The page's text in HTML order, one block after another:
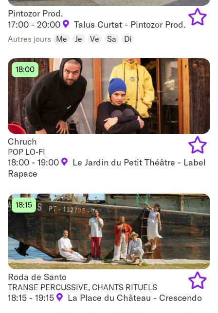
Pintozor Prod.
Pintozor Prod.
17:00 - 20:00
Talus Curtat - Pintozor Prod.
Autres jours Me Je Ve Sa Di
to
Chruch
Chruch
POP LO-FI
18:00 - 19:00
Le Jardin du Petit Théâtre - Label
Rapace
18:00
Add
Roda de Santo
Roda de Santo
TRANSE PERCUSSIVE, CHANTS RITUELS
18:15 - 19:15 La Place du Château - Crescendo
18:15
Add